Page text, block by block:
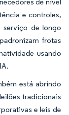
de nível
e controles,
serviço de longo
frotas
usando
está abrindo
tradicionais
e leis de